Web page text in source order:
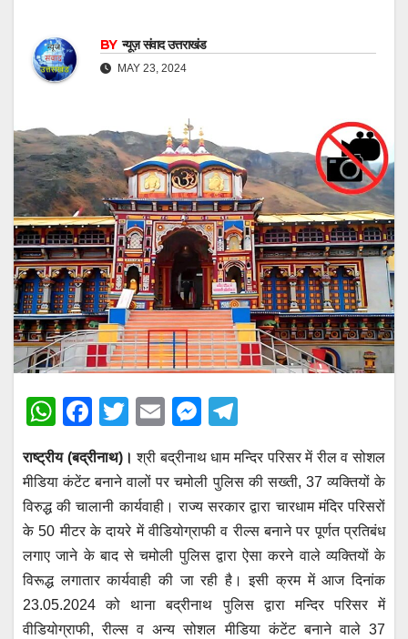
BY न्यूज़ संवाद उत्तराखंड
MAY 23, 2024
W
at
s
A
p
p
F
a
c
e
b
o
o
k
T
tt
er
E
ail
M
ss
e
n
g
er
e
gr
a
m
राष्ट्रीय (बद्रीनाथ)। श्री बद्रीनाथ धाम मन्दिर परिसर में रील व सोशल
मीडिया कंटेंट बनाने वालों पर चमोली पुलिस की सख्ती, 37 व्यक्तियों के
विरुद्ध की चालानी कार्यवाही। राज्य सरकार द्वारा चारधाम मंदिर परिसरों
के 50 मीटर के दायरे में वीडियोग्राफी व रील्स बनाने पर पूर्णत प्रतिबंध
लगाए जाने के बाद से चमोली पुलिस द्वारा ऐसा करने वाले व्यक्तियों के
विरूद्ध लगातार कार्यवाही की जा रही है। इसी क्रम में आज दिनांक
23.05.2024 को थाना बद्रीनाथ पुलिस द्वारा मन्दिर परिसर में
वीडियोग्राफी, रील्स व अन्य सोशल मीडिया कंटेंट बनाने वाले 37